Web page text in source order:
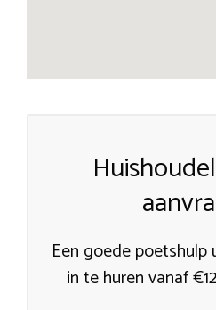
Een goede
in te huren vanaf